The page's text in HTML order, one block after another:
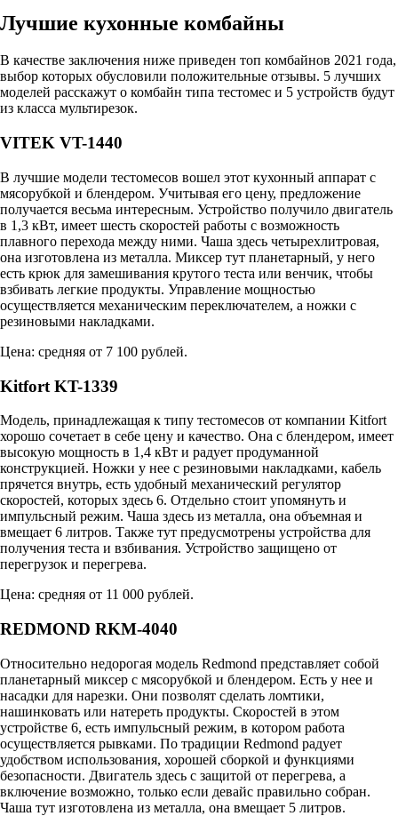
Лучшие кухонные комбайны
В качестве заключения ниже приведен топ комбайнов 2021 года,
выбор которых обусловили положительные отзывы. 5 лучших
моделей расскажут о комбайн типа тестомес и 5 устройств будут
из класса мультирезок.
VITEK VT-1440
В лучшие модели тестомесов вошел этот кухонный аппарат с
мясорубкой и блендером. Учитывая его цену, предложение
получается весьма интересным. Устройство получило двигатель
в 1,3 кВт, имеет шесть скоростей работы с возможность
плавного перехода между ними. Чаша здесь четырехлитровая,
она изготовлена из металла. Миксер тут планетарный, у него
есть крюк для замешивания крутого теста или венчик, чтобы
взбивать легкие продукты. Управление мощностью
осуществляется механическим переключателем, а ножки с
резиновыми накладками.
Цена: средняя от 7 100 рублей.
Kitfort KT-1339
Модель, принадлежащая к типу тестомесов от компании Kitfort
хорошо сочетает в себе цену и качество. Она с блендером, имеет
высокую мощность в 1,4 кВт и радует продуманной
конструкцией. Ножки у нее с резиновыми накладками, кабель
прячется внутрь, есть удобный механический регулятор
скоростей, которых здесь 6. Отдельно стоит упомянуть и
импульсный режим. Чаша здесь из металла, она объемная и
вмещает 6 литров. Также тут предусмотрены устройства для
получения теста и взбивания. Устройство защищено от
перегрузок и перегрева.
Цена: средняя от 11 000 рублей.
REDMOND RKM-4040
Относительно недорогая модель Redmond представляет собой
планетарный миксер с мясорубкой и блендером. Есть у нее и
насадки для нарезки. Они позволят сделать ломтики,
нашинковать или натереть продукты. Скоростей в этом
устройстве 6, есть импульсный режим, в котором работа
осуществляется рывками. По традиции Redmond радует
удобством использования, хорошей сборкой и функциями
безопасности. Двигатель здесь с защитой от перегрева, а
включение возможно, только если девайс правильно собран.
Чаша тут изготовлена из металла, она вмещает 5 литров.